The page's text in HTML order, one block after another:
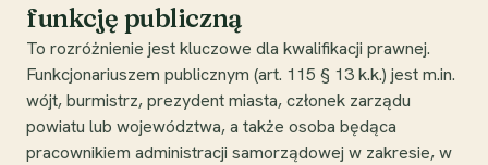
funkcję publiczną
To rozróżnienie jest kluczowe dla kwalifikacji prawnej.
Funkcjonariuszem publicznym (art. 115 § 13 k.k.) jest m.in.
wójt, burmistrz, prezydent miasta, członek zarządu
powiatu lub województwa, a także osoba będąca
pracownikiem administracji samorządowej w zakresie, w